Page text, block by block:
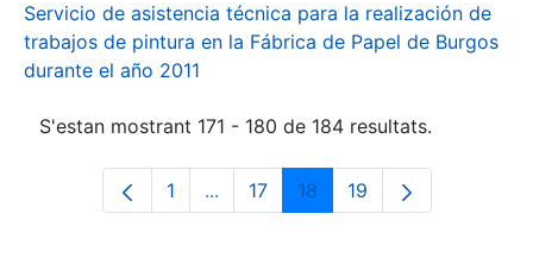
Servicio de asistencia técnica para la realización de
trabajos de pintura en la Fábrica de Papel de Burgos
durante el año 2011
S'estan mostrant 171 - 180 de 184 resultats.
Pàgina
1 ...Pàgines intermèdies Utilitzeu TAB
Pàgina
17 Pàgina
18 Pàgina
19